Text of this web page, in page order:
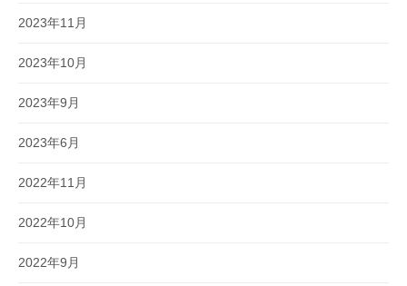
2023年11月
2023年10月
2023年9月
2023年6月
2022年11月
2022年10月
2022年9月